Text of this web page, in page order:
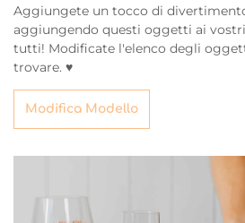
Aggiungete un tocco di
aggiungendo questi oggetti ai
tutti! Modificate l'elenco degli
trovare. ♥
Modifica Modello